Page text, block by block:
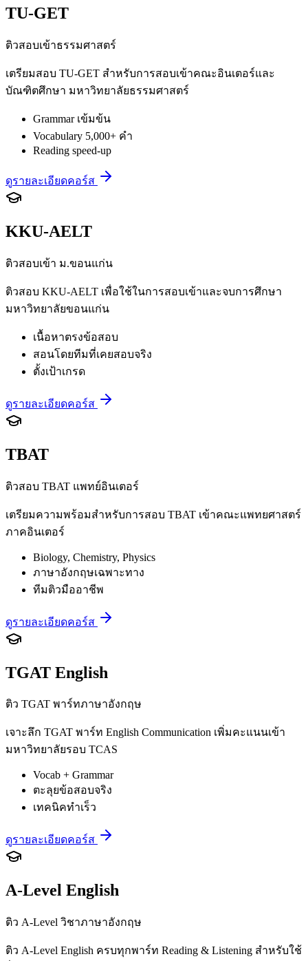
TU-GET
ติวสอบเข้าธรรมศาสตร์
เตรียมสอบ TU-GET สำหรับการสอบเข้าคณะอินเตอร์และ
บัณฑิตศึกษา มหาวิทยาลัยธรรมศาสตร์
Grammar เข้มข้น
Vocabulary 5,000+ คำ
Reading speed-up
ดูรายละเอียดคอร์ส
KKU-AELT
ติวสอบเข้า ม.ขอนแก่น
ติวสอบ KKU-AELT เพื่อใช้ในการสอบเข้าและจบการศึกษา
มหาวิทยาลัยขอนแก่น
เนื้อหาตรงข้อสอบ
สอนโดยทีมที่เคยสอบจริง
ตั้งเป้าเกรด
ดูรายละเอียดคอร์ส
TBAT
ติวสอบ TBAT แพทย์อินเตอร์
เตรียมความพร้อมสำหรับการสอบ TBAT เข้าคณะแพทยศาสตร์
ภาคอินเตอร์
Biology, Chemistry, Physics
ภาษาอังกฤษเฉพาะทาง
ทีมติวมืออาชีพ
ดูรายละเอียดคอร์ส
TGAT English
ติว TGAT พาร์ทภาษาอังกฤษ
เจาะลึก TGAT พาร์ท English Communication เพิ่มคะแนนเข้า
มหาวิทยาลัยรอบ TCAS
Vocab + Grammar
ตะลุยข้อสอบจริง
เทคนิคทำเร็ว
ดูรายละเอียดคอร์ส
A-Level English
ติว A-Level วิชาภาษาอังกฤษ
ติว A-Level English ครบทุกพาร์ท Reading & Listening สำหรับใช้